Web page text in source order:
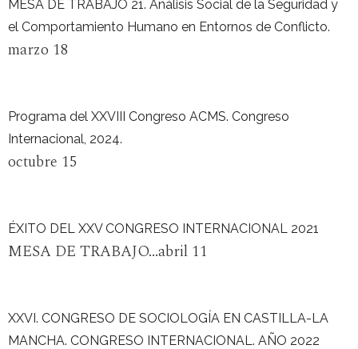
MESA DE TRABAJO 21. Análisis Social de la Seguridad y
el Comportamiento Humano en Entornos de Conflicto.
marzo 18
Programa del XXVIII Congreso ACMS. Congreso
Internacional, 2024.
octubre 15
ÉXITO DEL XXV CONGRESO INTERNACIONAL 2021
MESA DE TRABAJO...abril 11
XXVI. CONGRESO DE SOCIOLOGÍA EN CASTILLA-LA
MANCHA. CONGRESO INTERNACIONAL. AÑO 2022